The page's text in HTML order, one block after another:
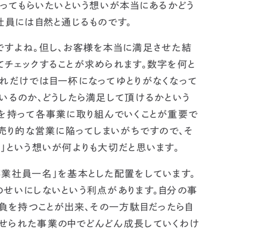
てもらいたいという想いが本当にあるかどう
には自然と通じるものです。
よね。但し、 お客様を本当に満足させた結
ェックすることが求められます。数字を何と
だけでは目一杯になってゆとりがなくなって
のか、どうしたら満足して頂けるかという
持って各事業に取り組んでいくことが重要で
り的な営業に陥ってしまいがちですので、そ
いう想いが何よりも大切だと思います。
社員一名」を基本とした配置をしています。
いにしないという利点があります。 自分の事
を持つことが出来、その一方駄目だったら自
られた事業の中でどんどん成長していくわけ